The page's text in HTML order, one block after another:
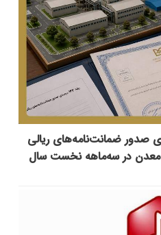
درصدی صدور ضمانت‌نامه‌های ریالی
در سه‌ماهه نخست سال